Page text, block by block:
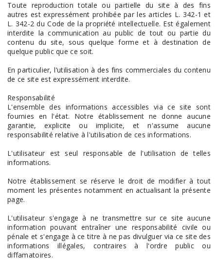
Toute reproduction totale ou partielle du site à des fins
autres est expressément prohibée par les articles L. 342-1 et
L. 342-2 du Code de la propriété intellectuelle. Est également
interdite la communication au public de tout ou partie du
contenu du site, sous quelque forme et à destination de
quelque public que ce soit.
En particulier, l’utilisation à des fins commerciales du contenu
de ce site est expressément interdite.
Responsabilité
L'ensemble des informations accessibles via ce site sont
fournies en l'état. Notre établissement ne donne aucune
garantie, explicite ou implicite, et n'assume aucune
responsabilité relative à l'utilisation de ces informations.
L'utilisateur est seul responsable de l'utilisation de telles
informations.
Notre établissement se réserve le droit de modifier à tout
moment les présentes notamment en actualisant la présente
page.
L'utilisateur s'engage à ne transmettre sur ce site aucune
information pouvant entraîner une responsabilité civile ou
pénale et s'engage à ce titre à ne pas divulguer via ce site des
informations illégales, contraires à l'ordre public ou
diffamatoires.